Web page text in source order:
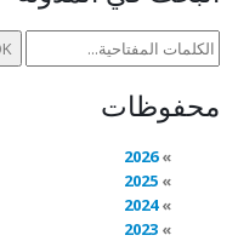
محفوظات
2026
2025
2024
2023